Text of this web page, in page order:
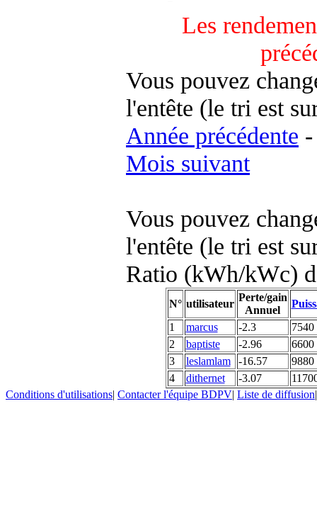
Les
Vous pouvez
l'entête (le tri est
Année précédente -
Mois suivant
Vous pouvez
l'entête (le tri est
Ratio (kWh/kWc)
N° utilisateur
Perte/gain
Annuel
1
marcus -2.3
7540
2
baptiste -2.96
6600
3
leslamlam -16.57
9880
4
dithernet -3.07
Conditions d'utilisations| Contacter l'équipe BDPV| Liste de diffusion